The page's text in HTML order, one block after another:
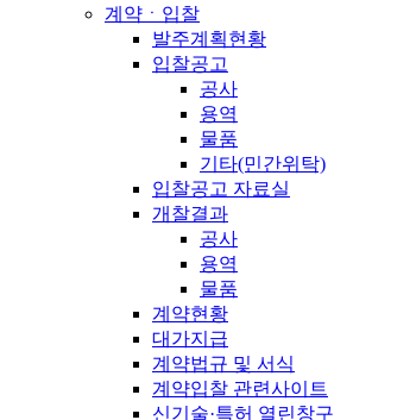
계약ㆍ입찰
발주계획현황
입찰공고
공사
용역
물품
기타(민간위탁)
입찰공고 자료실
개찰결과
공사
용역
물품
계약현황
대가지급
계약법규 및 서식
계약입찰 관련사이트
신기술·특허 열린창구